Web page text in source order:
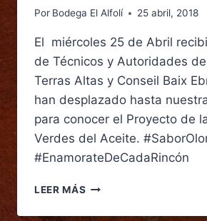
Por Bodega El Alfolí 25 abril, 2018
El miércoles 25 de Abril
de Técnicos y Autoridades
Terras Altas y Conseil Baix
han desplazado hasta
para conocer el Proyecto de
Verdes del Aceite.
#EnamorateDeCadaRincón
LEER MÁS